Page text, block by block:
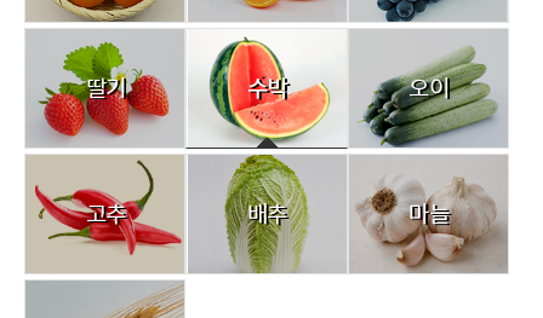
딸기 수박 오이
고추 배추 마늘